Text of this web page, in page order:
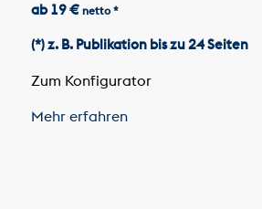
ab 19 € netto *
(*) z. B. Publikation bis zu 24 Seiten
Zum Konfigurator
Mehr erfahren